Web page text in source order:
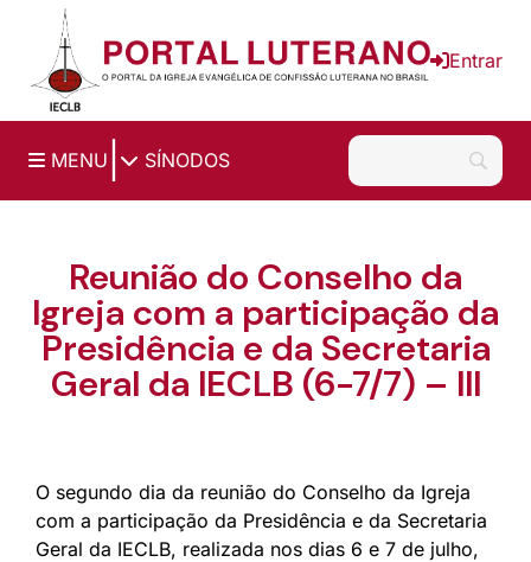
Ir para o conteúdo principal
Entrar
MENU SÍNODOS
Reunião do Conselho da
Igreja com a participação da
Presidência e da Secretaria
Geral da IECLB (6-7/7) – III
O segundo dia da reunião do Conselho da Igreja
com a participação da Presidência e da Secretaria
Geral da IECLB, realizada nos dias 6 e 7 de julho,